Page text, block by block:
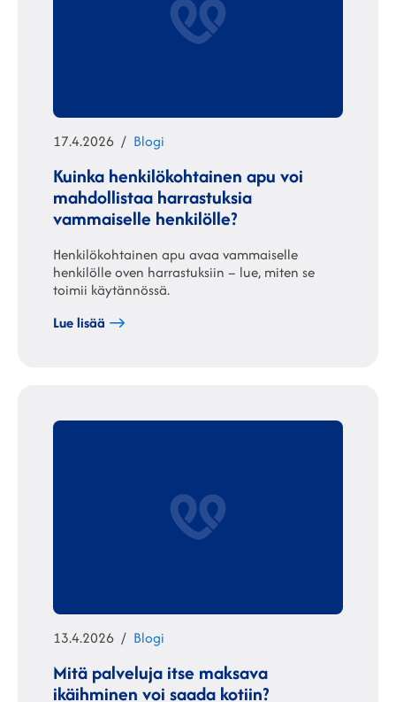
Julkaistu
17.4.2026 Kategoriat
Blogi
Kuinka henkilökohtainen apu voi
mahdollistaa harrastuksia
vammaiselle henkilölle?
Henkilökohtainen apu avaa vammaiselle
henkilölle oven harrastuksiin – lue, miten se
toimii käytännössä.
Lue lisää
Julkaistu
13.4.2026 Kategoriat
Blogi
Mitä palveluja itse maksava
ikäihminen voi saada kotiin?